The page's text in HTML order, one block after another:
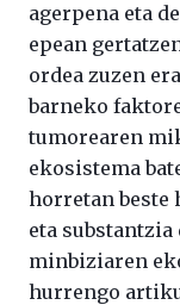
agerpena eta
epean
ordea zuzen
barneko
tumorearen
ekosistema
horretan beste
eta substantzia
minbiziaren
hurrengo